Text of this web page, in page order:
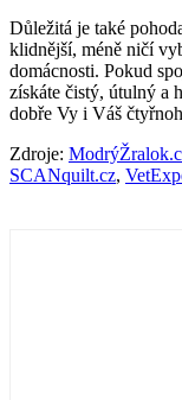
Důležitá je také
klidnější, méně ničí
domácnosti. Pokud
získáte čistý, útulný a
dobře Vy i Váš
Zdroje:
SCANquilt.cz,